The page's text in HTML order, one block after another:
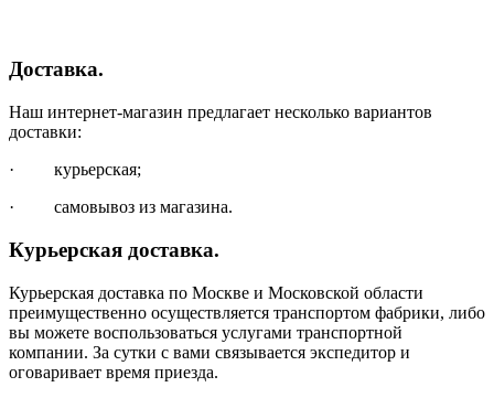
Доставка.
Наш интернет-магазин предлагает несколько вариантов
доставки:
· курьерская;
· самовывоз из магазина.
Курьерская доставка.
Курьерская доставка по Москве и Московской области
преимущественно осуществляется транспортом фабрики, либо
вы можете воспользоваться услугами транспортной
компании. За сутки с вами связывается экспедитор и
оговаривает время приезда.